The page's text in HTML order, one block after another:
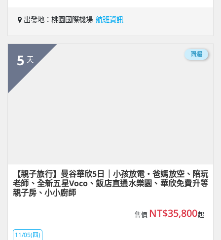
出發地：桃園國際機場 航班資訊
5 天
團體
【親子旅行】曼谷華欣5日｜小孩放電・爸媽放空、陪玩
老師、全新五星Voco、飯店直通水樂園、華欣免費升等
親子房、小小廚師
售價 NT$35,800起
11/05(四)